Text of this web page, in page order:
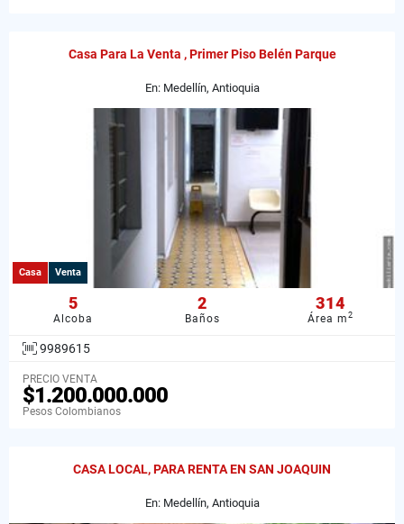
Casa Para La Venta , Primer Piso Belén Parque
En: Medellín, Antioquia
Casa Venta
5
Alcoba
2
Baños
314
Área m2
9989615
PRECIO VENTA
$1.200.000.000
Pesos Colombianos
CASA LOCAL, PARA RENTA EN SAN JOAQUIN
En: Medellín, Antioquia